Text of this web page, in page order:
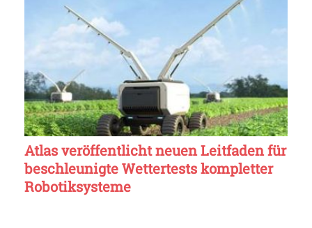
Atlas veröffentlicht neuen Leitfaden für
beschleunigte Wettertests kompletter
Robotiksysteme